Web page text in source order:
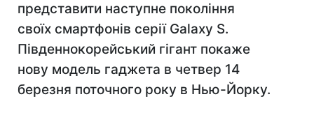
представити наступне покоління
своїх смартфонів серії Galaxy S.
Південнокорейський гігант покаже
нову модель гаджета в четвер 14
березня поточного року в Нью-Йорку.